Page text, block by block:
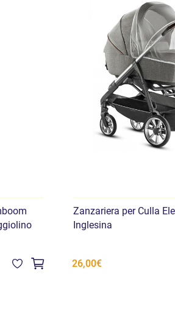
Zanzariera per Culla
Inglesina
26,00€